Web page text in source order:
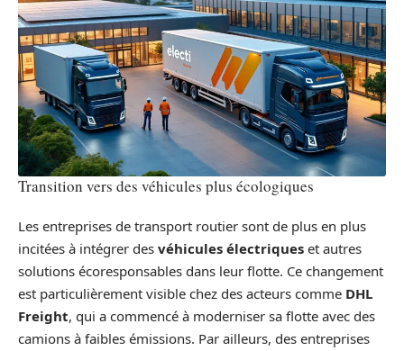
Transition vers des véhicules plus écologiques
Les entreprises de transport routier sont de plus en plus
incitées à intégrer des véhicules électriques et autres
solutions écoresponsables dans leur flotte. Ce changement
est particulièrement visible chez des acteurs comme DHL
Freight, qui a commencé à moderniser sa flotte avec des
camions à faibles émissions. Par ailleurs, des entreprises